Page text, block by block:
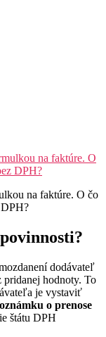
na faktúre. O čo
dodávateľ
pridanej hodnoty. To
je vystaviť
o prenose
štátu DPH